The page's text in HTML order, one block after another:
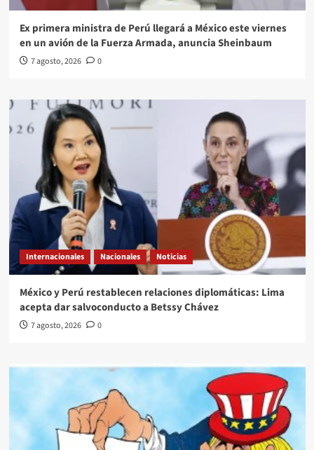
Ex primera ministra de Perú llegará a México este viernes
en un avión de la Fuerza Armada, anuncia Sheinbaum
7 agosto, 2026 0
Internacionales Nacionales Noticias
México y Perú restablecen relaciones diplomáticas: Lima
acepta dar salvoconducto a Betssy Chávez
7 agosto, 2026 0